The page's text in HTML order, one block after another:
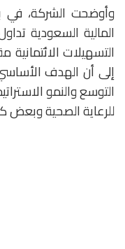
وأوضحت الشركة، في
المالية السعودية
التسهيلات
إلى أن الهدف
التوسع والنمو
للرعاية الصحية وبعض